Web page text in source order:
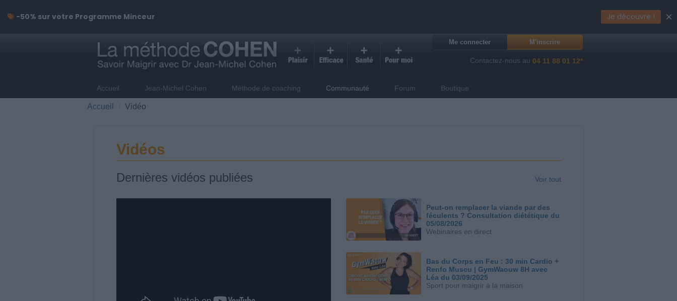
Me connecter M'inscrire
Contactez-nous au 04 11 88 01 12*
Accueil Jean-Michel Cohen Méthode de coaching Communauté Forum Boutique
Accueil Vidéo
Vidéos
Dernières vidéos publiées Voir tout
Peut-on remplacer la viande par des
féculents ? Consultation diététique du
05/08/2026
Webinaires en direct
Bas du Corps en Feu : 30 min Cardio +
Renfo Muscu | GymWaouw 8H avec
Léa du 03/09/2025
Sport pour maigrir à la maison
-50% sur votre Programme Minceur Je découvre ! ×